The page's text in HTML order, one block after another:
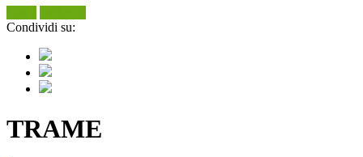
Condividi su:
TRAME